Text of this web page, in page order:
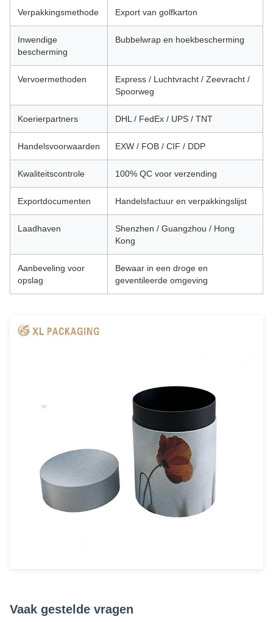
Verpakkingsmethode Export van golfkarton
Inwendige
bescherming
Bubbelwrap en hoekbescherming
Vervoermethoden
Express / Luchtvracht / Zeevracht /
Spoorweg
Koerierpartners DHL / FedEx / UPS / TNT
Handelsvoorwaarden EXW / FOB / CIF / DDP
Kwaliteitscontrole 100% QC voor verzending
Exportdocumenten Handelsfactuur en verpakkingslijst
Laadhaven
Shenzhen / Guangzhou / Hong
Kong
Aanbeveling voor
opslag
Bewaar in een droge en
geventileerde omgeving
Vaak gestelde vragen